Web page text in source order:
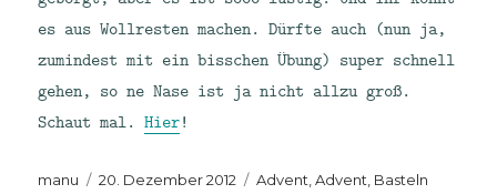
es aus Wollresten machen. Dürfte auch (nun ja,
zumindest mit ein bisschen Übung) super schnell
gehen, so ne Nase ist ja nicht allzu groß.
Schaut mal.Hier!
Autor
manu
Veröffentlicht
20. Dezember 2012 Kategorien
Advent, Advent Basteln